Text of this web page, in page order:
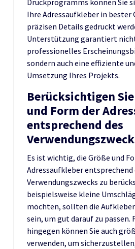
Ihre Adressaufkleber in
präzisen Details gedruckt
Unterstützung garantiert
professionelles
sondern auch eine effiziente
Umsetzung Ihres Projekts.
Berücksichtigen
und Form der
entsprechend des
Es ist wichtig, die Größe und
Adressaufkleber entsprechend
Verwendungszwecks zu
beispielsweise kleine
möchten, sollten die
sein, um gut darauf zu passen.
hingegen können Sie auch
verwenden, um